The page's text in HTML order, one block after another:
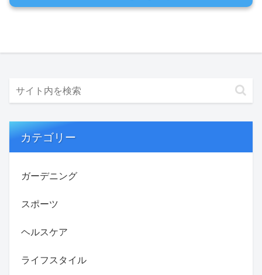
カテゴリー
ガーデニング
スポーツ
ヘルスケア
ライフスタイル